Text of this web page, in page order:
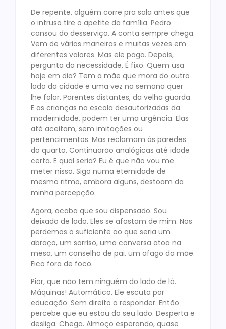
De repente, alguém corre pra sala antes que
o intruso tire o apetite da família. Pedro
cansou do desserviço. A conta sempre chega.
Vem de várias maneiras e muitas vezes em
diferentes valores. Mas ele paga. Depois,
pergunta da necessidade. É fixo. Quem usa
hoje em dia? Tem a mãe que mora do outro
lado da cidade e uma vez na semana quer
lhe falar. Parentes distantes, da velha guarda.
E as crianças na escola desautorizadas da
modernidade, podem ter uma urgência. Elas
até aceitam, sem imitações ou
pertencimentos. Mas reclamam às paredes
do quarto. Continuarão analógicas até idade
certa. E qual seria? Eu é que não vou me
meter nisso. Sigo numa eternidade de
mesmo ritmo, embora alguns, destoam da
minha percepção.
Agora, acaba que sou dispensado. Sou
deixado de lado. Eles se afastam de mim. Nos
perdemos o suficiente ao que seria um
abraço, um sorriso, uma conversa atoa na
mesa, um conselho de pai, um afago da mãe.
Fico fora de foco.
Pior, que não tem ninguém do lado de lá.
Máquinas! Automático. Ele escuta por
educação. Sem direito a responder. Então
percebe que eu estou do seu lado. Desperta e
desliga. Chega. Almoço esperando, quase